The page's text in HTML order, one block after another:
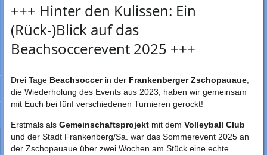
+++ Hinter den Kulissen: Ein
(Rück-)Blick auf das
Beachsoccerevent 2025 +++
Drei Tage Beachsoccerin der Frankenberger Zschopauaue,
die Wiederholung des Events aus 2023, haben wir gemeinsam
mit Euch bei fünf verschiedenen Turnieren gerockt!
Erstmals als Gemeinschaftsprojektmit dem Volleyball Club
und der Stadt Frankenberg/Sa. war das Sommerevent 2025 an
der Zschopauaue über zwei Wochen am Stück eine echte